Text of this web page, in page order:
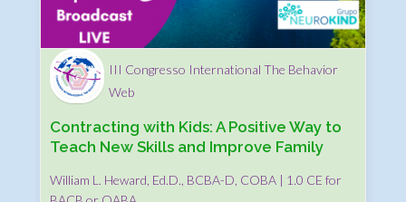
III Congresso International The Behavior
Web
Contracting with Kids: A Positive Way to
Teach New Skills and Improve Family
William L. Heward, Ed.D., BCBA-D, COBA | 1.0 CE for